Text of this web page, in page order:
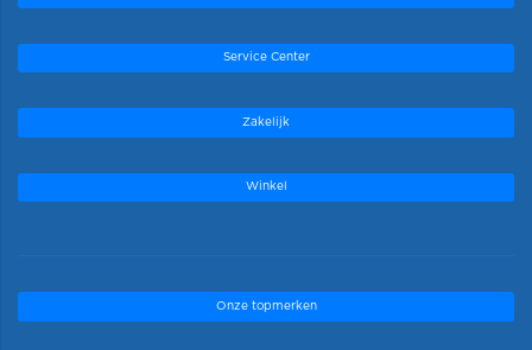
Service Center
Zakelijk
Winkel
Onze topmerken